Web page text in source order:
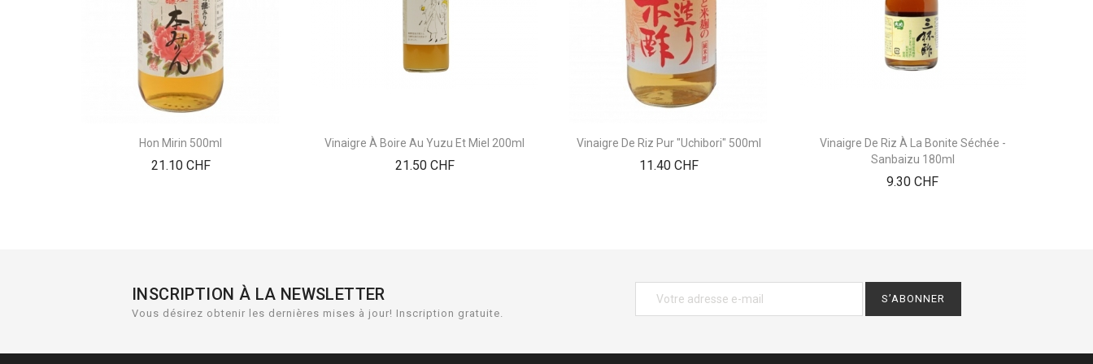
Hon Mirin 500ml
21.10 CHFPrix
Vinaigre À Boire Au Yuzu Et Miel 200ml
21.50 CHFPrix
Vinaigre De Riz Pur "Uchibori" 500ml
11.40 CHFPrix
Vinaigre De Riz À La Bonite Séchée -
Sanbaizu 180ml
9.30 CHFPrix
INSCRIPTION À LA NEWSLETTER
Vous désirez obtenir les dernières mises à jour! Inscription gratuite.